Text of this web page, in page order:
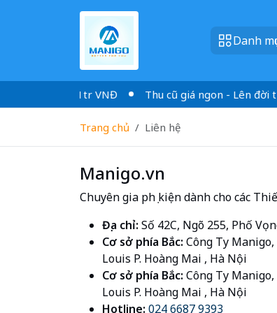
Danh
phí cho đơn 1tr VNĐ Thu cũ giá ngon - Lên đời
Trang chủ Liên hệ
Manigo.vn
Chuyên gia phụ kiện dành cho các
Địa chỉ: Số 42C, Ngõ 255, Phố
Cơ sở phía Bắc: Công Ty
Louis P. Hoàng Mai , Hà Nội
Cơ sở phía Bắc: Công Ty
Louis P. Hoàng Mai , Hà Nội
Hotline: 024 6687 9393